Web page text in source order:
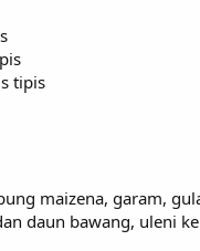
tipis
maizena, garam,
daun bawang, uleni